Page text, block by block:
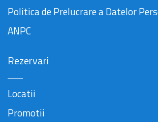
Politica de Prelucrare a Datelor
ANPC
Rezervari
Locatii
Promotii